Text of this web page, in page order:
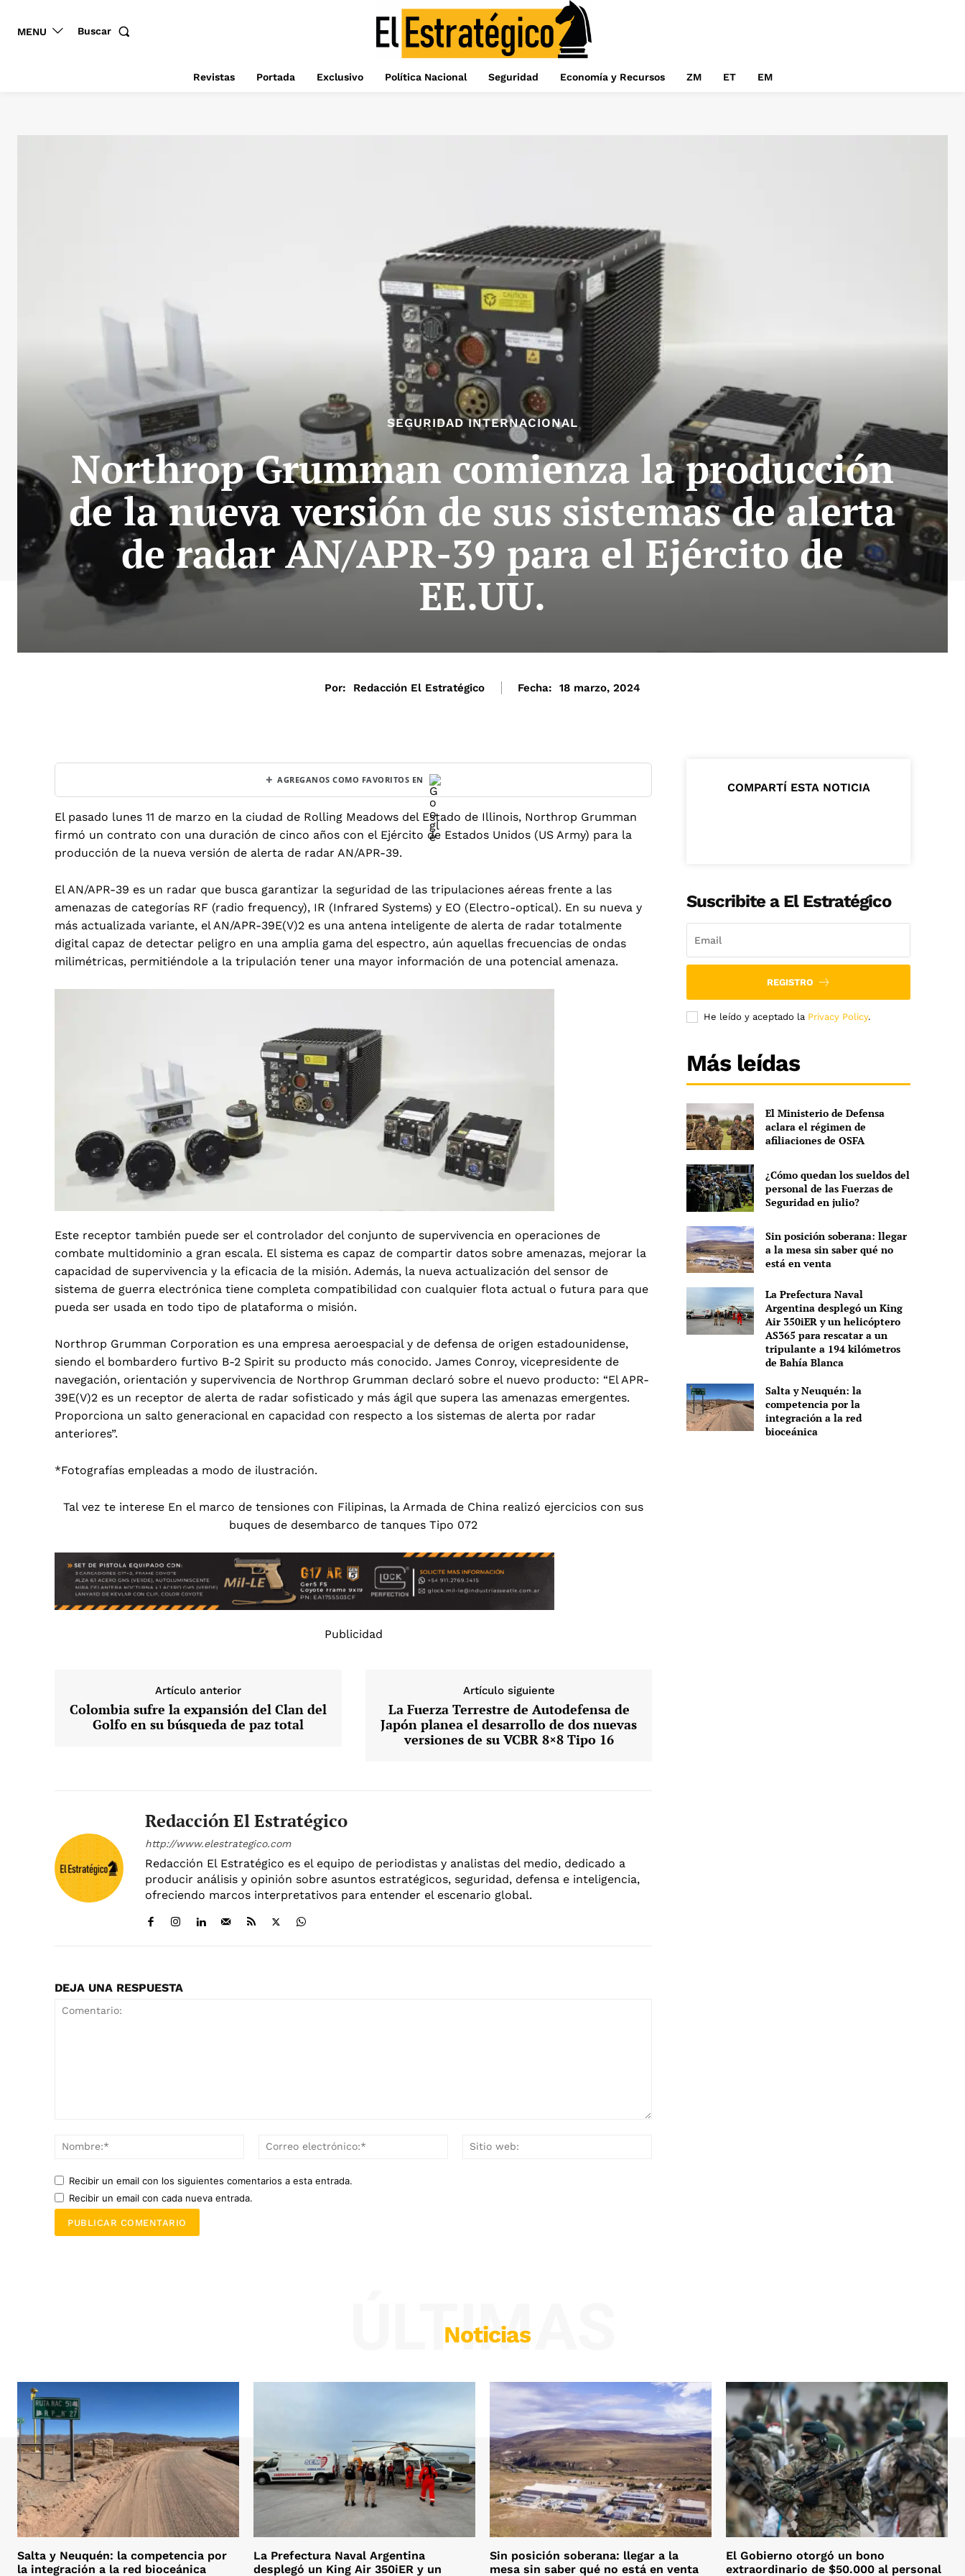
MENU Buscar
Revistas Portada Exclusivo Política Nacional Seguridad Economía y Recursos ZM ET EM
SEGURIDAD INTERNACIONAL
Northrop Grumman comienza la producción
de la nueva versión de sus sistemas de alerta
de radar AN/APR-39 para el Ejército de
EE.UU.
Por: Redacción El Estratégico Fecha: 18 marzo, 2024
+ AGREGANOS COMO FAVORITOS EN
El pasado lunes 11 de marzo en la ciudad de Rolling Meadows del Estado de Illinois, Northrop Grumman
firmó un contrato con una duración de cinco años con el Ejército de Estados Unidos (US Army) para la
producción de la nueva versión de alerta de radar AN/APR-39.
El AN/APR-39 es un radar que busca garantizar la seguridad de las tripulaciones aéreas frente a las
amenazas de categorías RF (radio frequency), IR (Infrared Systems) y EO (Electro-optical). En su nueva y
más actualizada variante, el AN/APR-39E(V)2 es una antena inteligente de alerta de radar totalmente
digital capaz de detectar peligro en una amplia gama del espectro, aún aquellas frecuencias de ondas
milimétricas, permitiéndole a la tripulación tener una mayor información de una potencial amenaza.
Este receptor también puede ser el controlador del conjunto de supervivencia en operaciones de
combate multidominio a gran escala. El sistema es capaz de compartir datos sobre amenazas, mejorar la
capacidad de supervivencia y la eficacia de la misión. Además, la nueva actualización del sensor de
sistema de guerra electrónica tiene completa compatibilidad con cualquier flota actual o futura para que
pueda ser usada en todo tipo de plataforma o misión.
Northrop Grumman Corporation es una empresa aeroespacial y de defensa de origen estadounidense,
siendo el bombardero furtivo B-2 Spirit su producto más conocido. James Conroy, vicepresidente de
navegación, orientación y supervivencia de Northrop Grumman declaró sobre el nuevo producto: “El APR-
39E(V)2 es un receptor de alerta de radar sofisticado y más ágil que supera las amenazas emergentes.
Proporciona un salto generacional en capacidad con respecto a los sistemas de alerta por radar
anteriores”.
*Fotografías empleadas a modo de ilustración.
Tal vez te interese En el marco de tensiones con Filipinas, la Armada de China realizó ejercicios con sus
buques de desembarco de tanques Tipo 072
Publicidad
Artículo anterior
Colombia sufre la expansión del Clan del
Golfo en su búsqueda de paz total
Artículo siguiente
La Fuerza Terrestre de Autodefensa de
Japón planea el desarrollo de dos nuevas
versiones de su VCBR 8×8 Tipo 16
Redacción El Estratégico
http://www.elestrategico.com
Redacción El Estratégico es el equipo de periodistas y analistas del medio, dedicado a
producir análisis y opinión sobre asuntos estratégicos, seguridad, defensa e inteligencia,
ofreciendo marcos interpretativos para entender el escenario global.
DEJA UNA RESPUESTA
Nombre:*
Correo
Recibir un email con los siguientes comentarios a esta entrada.
Recibir un email con cada nueva entrada.
COMPARTÍ ESTA NOTICIA
Suscribite a El Estratégico
REGISTRO
He leído y aceptado la Privacy Policy.
Más leídas
El Ministerio de Defensa
aclara el régimen de
afiliaciones de OSFA
¿Cómo quedan los sueldos del
personal de las Fuerzas de
Seguridad en julio?
Sin posición soberana: llegar
a la mesa sin saber qué no
está en venta
La Prefectura Naval
Argentina desplegó un King
Air 350iER y un helicóptero
AS365 para rescatar a un
tripulante a 194 kilómetros
de Bahía Blanca
Salta y Neuquén: la
competencia por la
integración a la red
bioceánica
Noticias
ÚLTIMAS
Salta y Neuquén: la competencia por
la integración a la red bioceánica
La Prefectura Naval Argentina
desplegó un King Air 350iER y un
Sin posición soberana: llegar a la
mesa sin saber qué no está en venta
El Gobierno otorgó un bono
extraordinario de $50.000 al personal